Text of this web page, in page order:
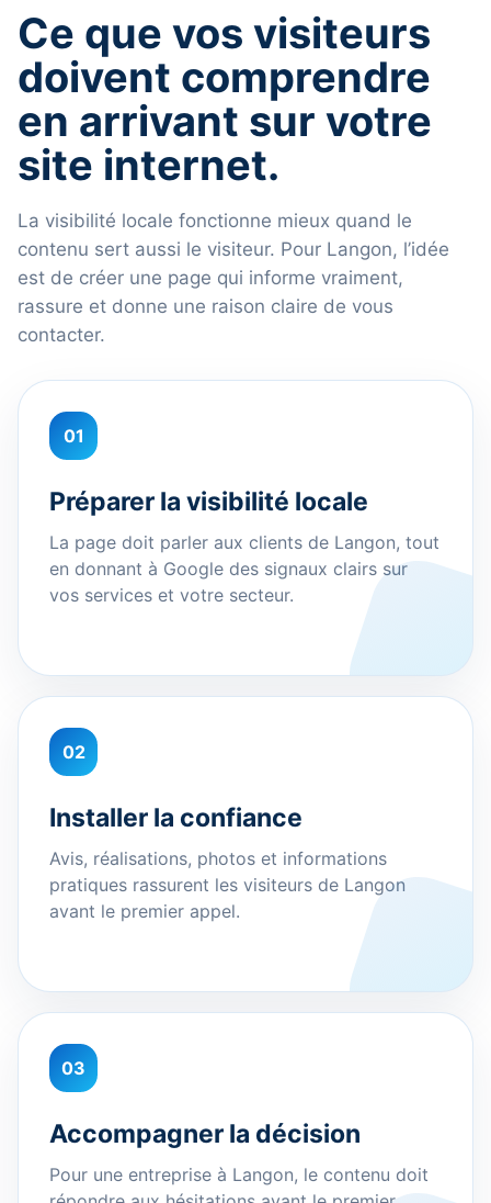
Ce que vos visiteurs
doivent comprendre
en arrivant sur votre
site internet.
La visibilité locale fonctionne mieux quand le
contenu sert aussi le visiteur. Pour Langon, l’idée
est de créer une page qui informe vraiment,
rassure et donne une raison claire de vous
contacter.
01
Préparer la visibilité locale
La page doit parler aux clients de Langon, tout
en donnant à Google des signaux clairs sur
vos services et votre secteur.
02
Installer la confiance
Avis, réalisations, photos et informations
pratiques rassurent les visiteurs de Langon
avant le premier appel.
03
Accompagner la décision
Pour une entreprise à Langon, le contenu doit